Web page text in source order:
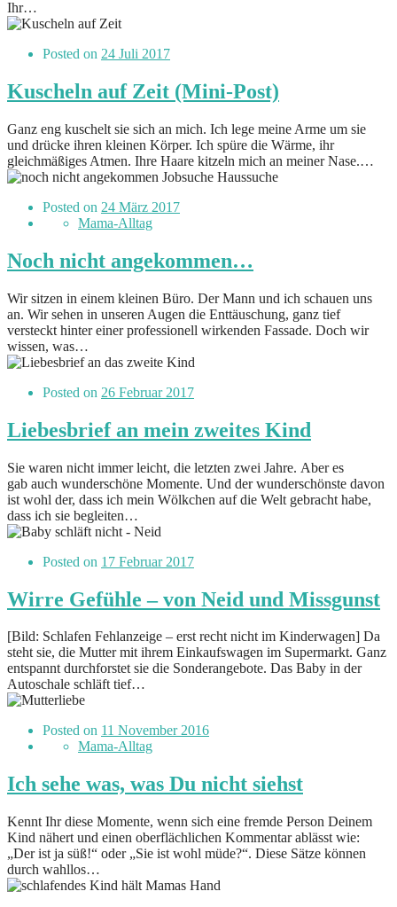
Ihr…
Posted on 24 Juli 2017
Kuscheln auf Zeit (Mini-Post)
Ganz eng kuschelt sie sich an mich. Ich lege meine Arme um sie
und drücke ihren kleinen Körper. Ich spüre die Wärme, ihr
gleichmäßiges Atmen. Ihre Haare kitzeln mich an meiner Nase.…
Posted on 24 März 2017
Mama-Alltag
Noch nicht angekommen…
Wir sitzen in einem kleinen Büro. Der Mann und ich schauen uns
an. Wir sehen in unseren Augen die Enttäuschung, ganz tief
versteckt hinter einer professionell wirkenden Fassade. Doch wir
wissen, was…
Posted on 26 Februar 2017
Liebesbrief an mein zweites Kind
Sie waren nicht immer leicht, die letzten zwei Jahre. Aber es
gab auch wunderschöne Momente. Und der wunderschönste davon
ist wohl der, dass ich mein Wölkchen auf die Welt gebracht habe,
dass ich sie begleiten…
Posted on 17 Februar 2017
Wirre Gefühle – von Neid und Missgunst
[Bild: Schlafen Fehlanzeige – erst recht nicht im Kinderwagen] Da
steht sie, die Mutter mit ihrem Einkaufswagen im Supermarkt. Ganz
entspannt durchforstet sie die Sonderangebote. Das Baby in der
Autoschale schläft tief…
Posted on 11 November 2016
Mama-Alltag
Ich sehe was, was Du nicht siehst
Kennt Ihr diese Momente, wenn sich eine fremde Person Deinem
Kind nähert und einen oberflächlichen Kommentar ablässt wie:
„Der ist ja süß!“ oder „Sie ist wohl müde?“. Diese Sätze können
durch wahllos…